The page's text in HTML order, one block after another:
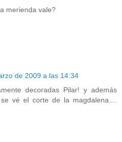
merienda vale?
de 2009 a las 14:34
decoradas Pilar! y además
vé el corte de la magdalena....